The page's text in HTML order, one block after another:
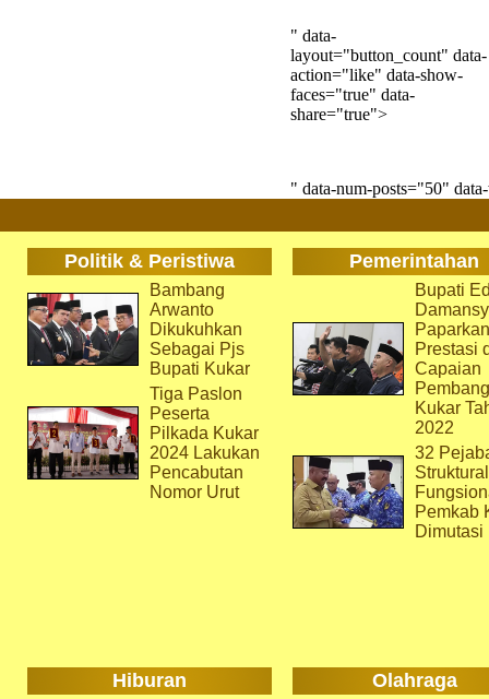
" data-
layout="button_count" data-
action="like" data-show-
faces="true" data-
share="true">
" data-num-posts="50"
Politik & Peristiwa Pemerintahan
Bambang
Arwanto
Dikukuhkan
Sebagai Pjs
Bupati Kukar
Tiga Paslon
Peserta
Pilkada Kukar
2024 Lakukan
Pencabutan
Nomor Urut
Bupati
Paparkan
Prestasi
Capaian
Kukar
2022
32
Pemkab
Dimutasi
Hiburan Olahraga